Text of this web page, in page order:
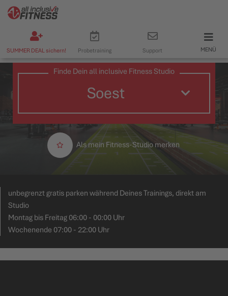
SUMMER DEAL sichern! Probetraining Support MENÜ
Finde Dein all inclusive Fitness Studio
Als mein Fitness-Studio merken
unbegrenzt gratis parken während Deines Trainings, direkt am
Studio
Montag bis Freitag 06:00 - 00:00 Uhr
Wochenende 07:00 - 22:00 Uhr